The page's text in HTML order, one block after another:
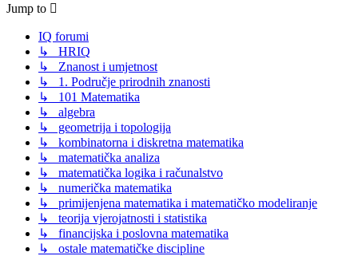
Jump to
IQ forumi
↳ HRIQ
↳ Znanost i umjetnost
↳ 1. Područje prirodnih znanosti
↳ 101 Matematika
↳ algebra
↳ geometrija i topologija
↳ kombinatorna i diskretna matematika
↳ matematička analiza
↳ matematička logika i računalstvo
↳ numerička matematika
↳ primijenjena matematika i matematičko modeliranje
↳ teorija vjerojatnosti i statistika
↳ financijska i poslovna matematika
↳ ostale matematičke discipline